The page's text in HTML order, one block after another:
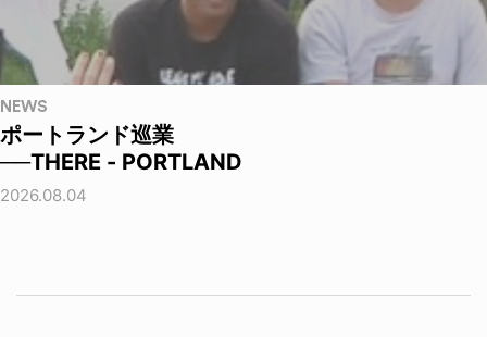
NEWS
ポートランド巡業
──THERE - PORTLAND
2026.08.04